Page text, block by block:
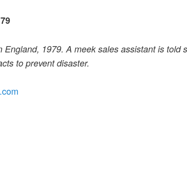
England, 1979. A meek sales assistant is told
to prevent disaster.